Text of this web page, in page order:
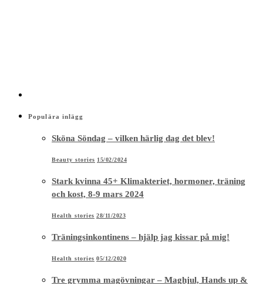
Populära inlägg
Sköna Söndag – vilken härlig dag det blev!
Beauty stories 15/02/2024
Stark kvinna 45+ Klimakteriet, hormoner, träning
och kost, 8-9 mars 2024
Health stories 28/11/2023
Träningsinkontinens – hjälp jag kissar på mig!
Health stories 05/12/2020
Tre grymma magövningar – Maghjul, Hands up &